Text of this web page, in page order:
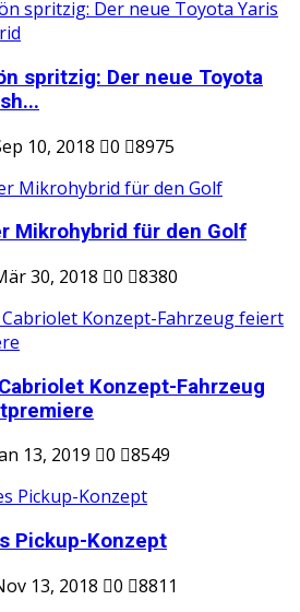
spritzig: Der neue Toyota
10, 2018 0 8975
Mikrohybrid für den Golf
30, 2018 0 8380
Konzept-Fahrzeug
13, 2019 0 8549
Pickup-Konzept
13, 2018 0 8811